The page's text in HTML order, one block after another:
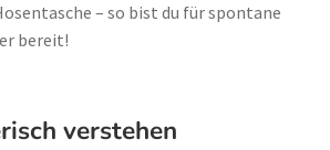
– so bist du für spontane
bereit!
verstehen